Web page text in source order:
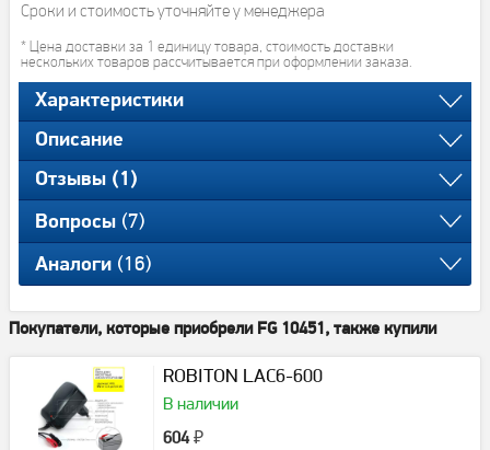
Сроки и стоимость уточняйте у менеджера
* Цена доставки за 1 единицу товара, стоимость доставки
нескольких товаров рассчитывается при оформлении заказа.
Характеристики
Описание
Отзывы (1)
Вопросы (7)
Аналоги (16)
Покупатели, которые приобрели FG 10451, также купили
ROBITON LAC6-600
В наличии
604 ₽